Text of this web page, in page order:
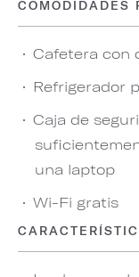
COMODIDADES
Cafetera con
Refrigerador
Caja de
una laptop
Wi-Fi gratis